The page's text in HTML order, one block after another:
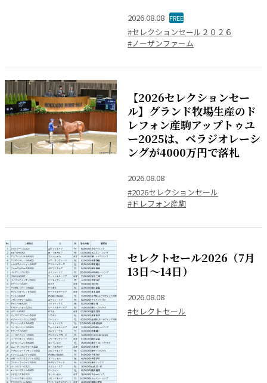
2026.08.08 FREE
#セレクションセール２０２６
#ノーザンファーム
【2026セレクションセー
ル】グランド牧場生産のド
レフォン産駒アップトゥユ
ー2025は、ベラジオレーシ
ングが4000万円で落札
2026.08.08
#2026セレクションセール
#ドレフォン産駒
セレクトセール2026（7月
13日～14日）
2026.08.08
#セレクトセール